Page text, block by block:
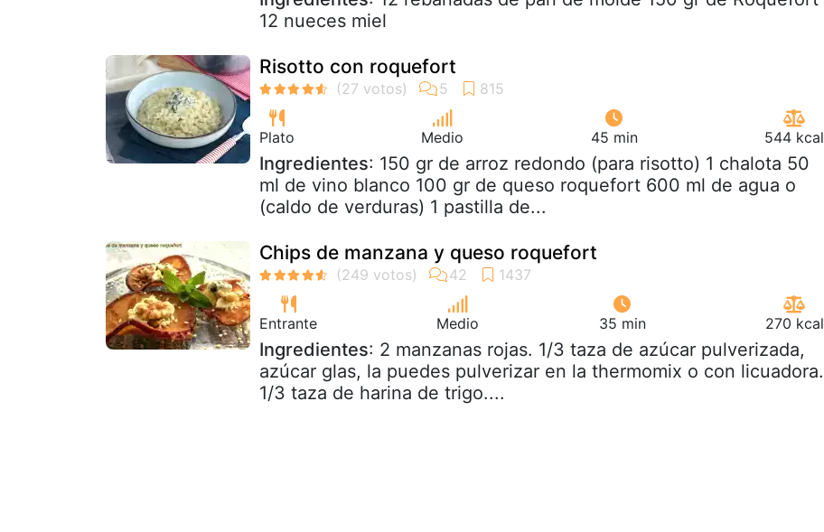
12 nueces miel
Risotto con roquefort
Plato Medio 45 min 544 kcal
Ingredientes: 150 gr de arroz redondo (para risotto) 1 chalota 50
ml de vino blanco 100 gr de queso roquefort 600 ml de agua o
(caldo de verduras) 1 pastilla de...
Chips de manzana y queso roquefort
Entrante Medio 35 min 270 kcal
Ingredientes: 2 manzanas rojas. 1/3 taza de azúcar pulverizada,
azúcar glas, la puedes pulverizar en la thermomix o con licuadora.
1/3 taza de harina de trigo....